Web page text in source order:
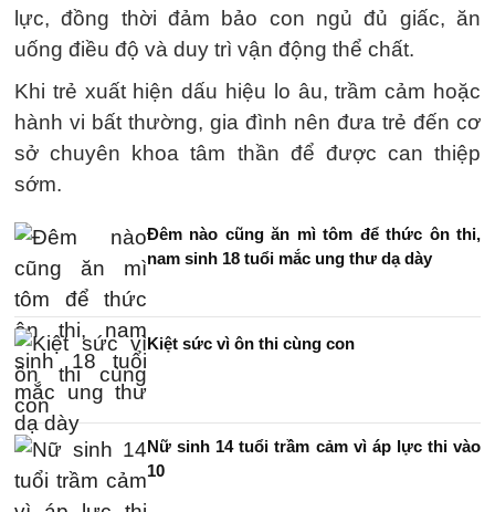
lực, đồng thời đảm bảo con ngủ đủ giấc, ăn
uống điều độ và duy trì vận động thể chất.
Khi trẻ xuất hiện dấu hiệu lo âu, trầm cảm hoặc
hành vi bất thường, gia đình nên đưa trẻ đến cơ
sở chuyên khoa tâm thần để được can thiệp
sớm.
Đêm nào cũng ăn mì tôm để thức ôn thi,
nam sinh 18 tuổi mắc ung thư dạ dày
Kiệt sức vì ôn thi cùng con
Nữ sinh 14 tuổi trầm cảm vì áp lực thi vào
10